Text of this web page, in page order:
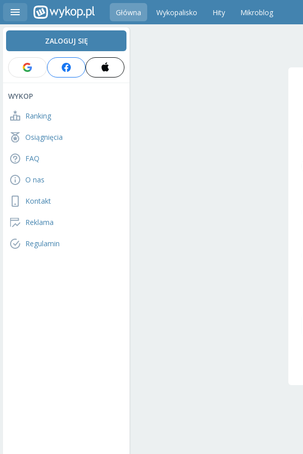
Główna Wykopalisko Hity Mikroblog
ZALOGUJ SIĘ
WYKOP
Ranking
Osiągnięcia
FAQ
O nas
Kontakt
Reklama
Regulamin